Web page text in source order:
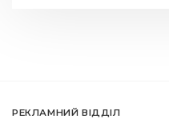
РЕКЛАМНИЙ ВІДДІЛ